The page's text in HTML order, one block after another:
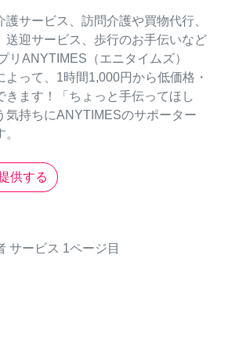
護サービス、訪問介護や買物代行、
送迎サービス、歩行のお手伝いなど
リANYTIMES（エニタイムズ）
よって、1時間1,000円から低価格・
きます！「ちょっと手伝ってほし
気持ちにANYTIMESのサポーター
供する
サービス 1ページ目